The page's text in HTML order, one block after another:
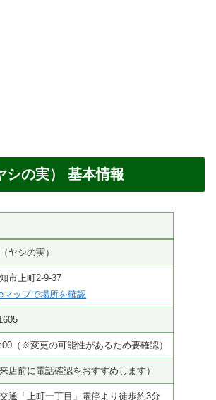
シの実） 基本情報
ヤシの実）
市上町2-9-37
ップで場所を確認
（※変更の可能性があるため要確認）
店前に電話確認をおすすめします）
通「上町一丁目」電停より徒歩約3分